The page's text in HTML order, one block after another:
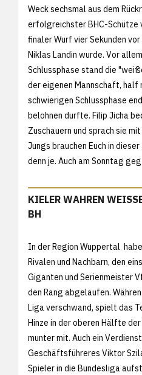
Weck sechsmal aus dem
erfolgreichster BHC-Schütze
finaler Wurf vier Sekunden
Niklas Landin wurde. Vor
Schlussphase stand die
der eigenen Mannschaft, half
schwierigen Schlussphase
belohnen durfte. Filip Jicha
Zuschauern und sprach sie
Jungs brauchen Euch in
denn je. Auch am Sonntag
KIELER WAHREN
BH
In der Region Wuppertal
Rivalen und Nachbarn, den
Giganten und Serienmeister
den Rang abgelaufen.
Liga verschwand, spielt das
Hinze in der oberen Hälfte
munter mit. Auch ein
Geschäftsführeres Viktor
Spieler in die Bundesliga